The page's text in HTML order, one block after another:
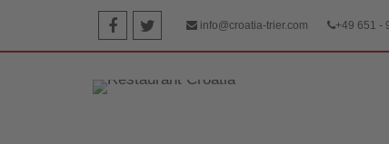
info@croatia-trier.com +49 651 -